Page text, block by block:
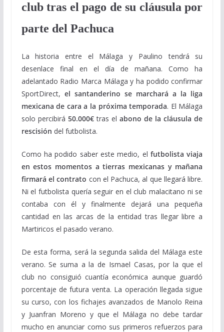
club tras el pago de su cláusula por
parte del Pachuca
La historia entre el Málaga y Paulino tendrá su
desenlace final en el día de mañana. Como ha
adelantado Radio Marca Málaga y ha podido confirmar
SportDirect, el santanderino se marchará a la liga
mexicana de cara a la próxima temporada. El Málaga
solo percibirá 50.000€tras elabono de la cláusula de
rescisión del futbolista.
Como ha podido saber este medio, el futbolista viaja
en estos momentos a tierras mexicanas y mañana
firmará el contrato con el Pachuca, al que llegará libre.
Ni el futbolista quería seguir en el club malacitano ni se
contaba con él y finalmente dejará una pequeña
cantidad en las arcas de la entidad tras llegar libre a
Martiricos el pasado verano.
De esta forma, será la segunda salida del Málaga este
verano. Se suma a la de Ismael Casas, por la que el
club no consiguió cuantía económica aunque guardó
porcentaje de futura venta. La operación llegada sigue
su curso, con los fichajes avanzados de Manolo Reina
y Juanfran Moreno y que el Málaga no debe tardar
mucho en anunciar como sus primeros refuerzos para